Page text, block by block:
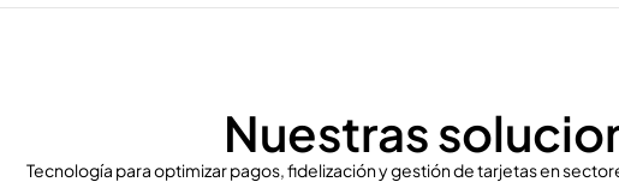
Nuestras
Tecnología para optimizar pagos, fidelización y gestión de tarjetas en